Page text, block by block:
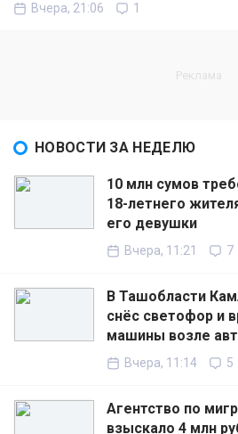
Вчера, 21:06 1
НОВОСТИ ЗА НЕДЕЛЮ
10 млн сумов
18-летнего
его девушки
Вчера, 11:21 7
В Ташобласти
снёс светофор и
машины возле
Вчера, 11:14 5
Агентство по
взыскало 4 млн